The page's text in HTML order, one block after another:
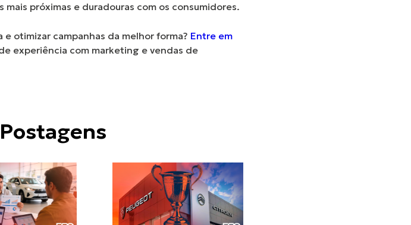
próximas e duradouras com os consumidores.
e otimizar campanhas da melhor forma? Entre em
experiência com marketing e vendas de